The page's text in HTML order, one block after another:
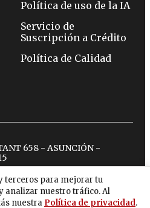
terceros para mejorar tu
analizar nuestro tráfico. Al
nuestra Política de privacidad.
Política de uso de la IA
Servicio de
Suscripción a Crédito
Política de Calidad
658 - ASUNCIÓN -
youtubespotify